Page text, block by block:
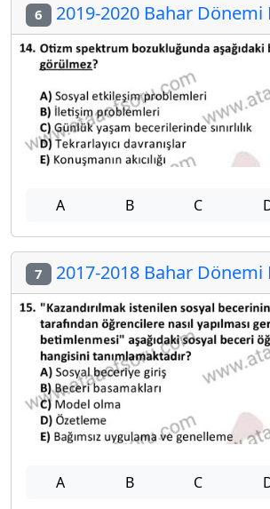
6 2019-2020 Bahar Dönemi
A B C
7 2017-2018 Bahar Dönemi
A B C